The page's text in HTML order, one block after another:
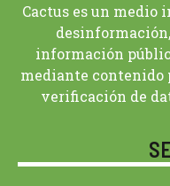
Cactus es un medio
información
mediante
verificación de